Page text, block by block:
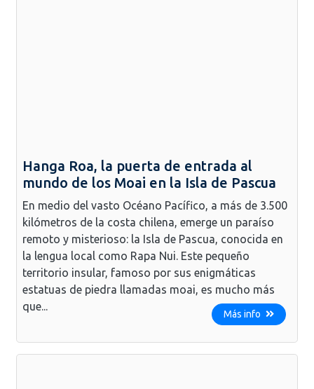
Hanga Roa, la puerta de entrada al
mundo de los Moai en la Isla de Pascua
En medio del vasto Océano Pacífico, a más de 3.500
kilómetros de la costa chilena, emerge un paraíso
remoto y misterioso: la Isla de Pascua, conocida en
la lengua local como Rapa Nui. Este pequeño
territorio insular, famoso por sus enigmáticas
estatuas de piedra llamadas moai, es mucho más
que...
Más info